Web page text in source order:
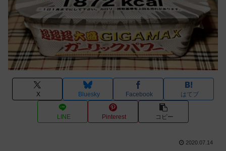
X Bluesky Facebook はてブ
LINE Pinterest コピー
2020.07.14